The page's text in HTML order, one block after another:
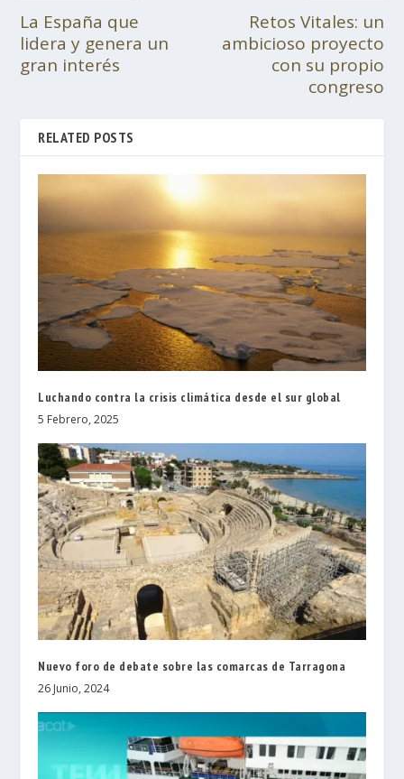
La España que
lidera y genera un
gran interés
Retos Vitales: un
ambicioso proyecto
con su propio
congreso
RELATED POSTS
Luchando contra la crisis climática desde el sur global
5 Febrero, 2025
Nuevo foro de debate sobre las comarcas de Tarragona
26 Junio, 2024